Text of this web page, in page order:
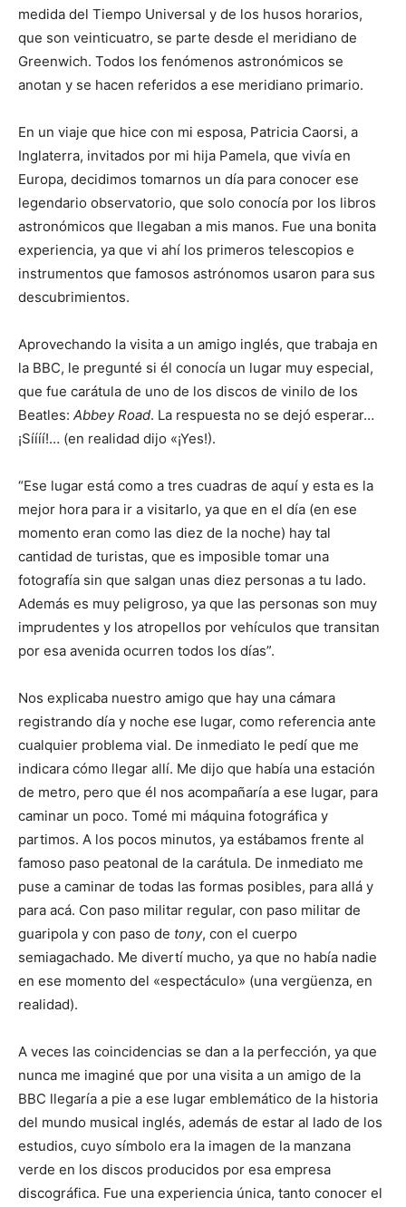
medida del Tiempo Universal y de los husos horarios,
que son veinticuatro, se parte desde el meridiano de
Greenwich. Todos los fenómenos astronómicos se
anotan y se hacen referidos a ese meridiano primario.
En un viaje que hice con mi esposa, Patricia Caorsi, a
Inglaterra, invitados por mi hija Pamela, que vivía en
Europa, decidimos tomarnos un día para conocer ese
legendario observatorio, que solo conocía por los libros
astronómicos que llegaban a mis manos. Fue una bonita
experiencia, ya que vi ahí los primeros telescopios e
instrumentos que famosos astrónomos usaron para sus
descubrimientos.
Aprovechando la visita a un amigo inglés, que trabaja en
la BBC, le pregunté si él conocía un lugar muy especial,
que fue carátula de uno de los discos de vinilo de los
Beatles: Abbey Road. La respuesta no se dejó esperar…
¡Síííí!… (en realidad dijo «¡Yes!).
“Ese lugar está como a tres cuadras de aquí y esta es la
mejor hora para ir a visitarlo, ya que en el día (en ese
momento eran como las diez de la noche) hay tal
cantidad de turistas, que es imposible tomar una
fotografía sin que salgan unas diez personas a tu lado.
Además es muy peligroso, ya que las personas son muy
imprudentes y los atropellos por vehículos que transitan
por esa avenida ocurren todos los días”.
Nos explicaba nuestro amigo que hay una cámara
registrando día y noche ese lugar, como referencia ante
cualquier problema vial. De inmediato le pedí que me
indicara cómo llegar allí. Me dijo que había una estación
de metro, pero que él nos acompañaría a ese lugar, para
caminar un poco. Tomé mi máquina fotográfica y
partimos. A los pocos minutos, ya estábamos frente al
famoso paso peatonal de la carátula. De inmediato me
puse a caminar de todas las formas posibles, para allá y
para acá. Con paso militar regular, con paso militar de
guaripola y con paso de tony, con el cuerpo
semiagachado. Me divertí mucho, ya que no había nadie
en ese momento del «espectáculo» (una vergüenza, en
realidad).
A veces las coincidencias se dan a la perfección, ya que
nunca me imaginé que por una visita a un amigo de la
BBC llegaría a pie a ese lugar emblemático de la historia
del mundo musical inglés, además de estar al lado de los
estudios, cuyo símbolo era la imagen de la manzana
verde en los discos producidos por esa empresa
discográfica. Fue una experiencia única, tanto conocer el